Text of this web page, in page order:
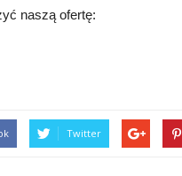
naszą ofertę:
Twitter